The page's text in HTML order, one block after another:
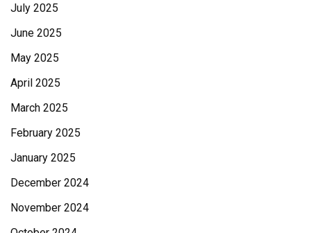
July 2025
June 2025
May 2025
April 2025
March 2025
February 2025
January 2025
December 2024
November 2024